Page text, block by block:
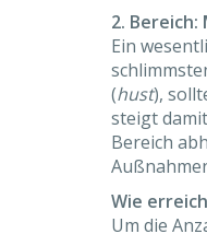
2. Bereich:
Ein
(hust),
steigt
Bereich
Wie
Um die